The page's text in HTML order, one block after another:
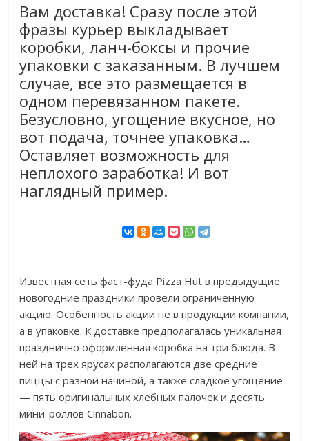
Вам доставка! Сразу после этой
фразы курьер выкладывает
коробки, ланч-боксы и прочие
упаковки с заказанным. В лучшем
случае, все это размещается в
одном перевязанном пакете.
Безусловно, угощение вкусное, но
вот подача, точнее упаковка…
Оставляет возможность для
неплохого заработка! И вот
наглядный пример.
Известная сеть фаст-фуда Pizza Hut в предыдущие
новогодние праздники провели ограниченную
акцию. Особенность акции не в продукции компании,
а в упаковке. К доставке предполагалась уникальная
празднично оформленная коробка на три блюда. В
ней на трех ярусах располагаются две средние
пиццы с разной начиной, а также сладкое угощение
— пять оригинальных хлебных палочек и десять
мини-роллов Cinnabon.